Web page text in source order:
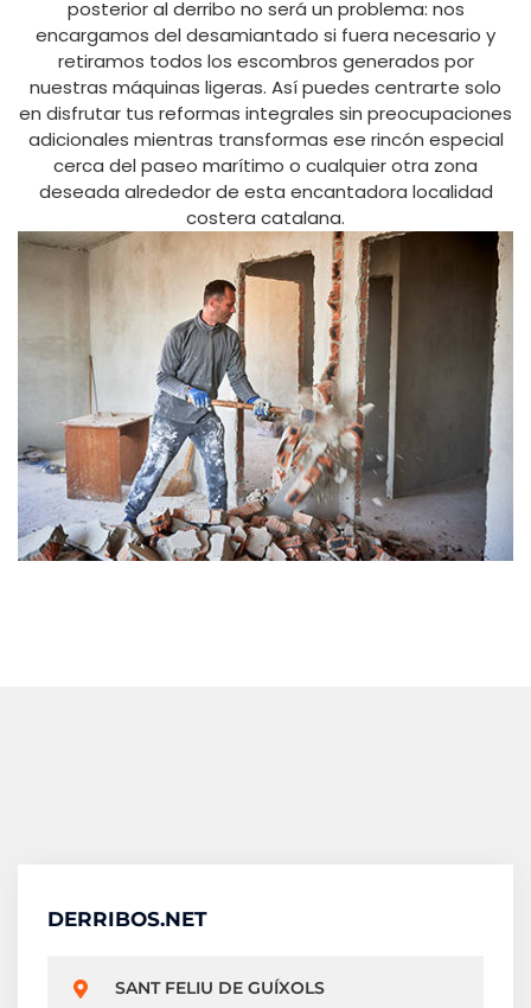
posterior al derribo no será un problema: nos
encargamos del desamiantado si fuera necesario y
retiramos todos los escombros generados por
nuestras máquinas ligeras. Así puedes centrarte solo
en disfrutar tus reformas integrales sin preocupaciones
adicionales mientras transformas ese rincón especial
cerca del paseo marítimo o cualquier otra zona
deseada alrededor de esta encantadora localidad
costera catalana.
DERRIBOS.NET
SANT FELIU DE GUÍXOLS